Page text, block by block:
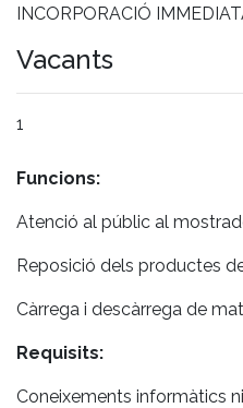
INCORPORACIÓ
Vacants
1
Funcions:
Atenció al públic al
Reposició dels productes
Càrrega i descàrrega de
Requisits:
Coneixements informàtics